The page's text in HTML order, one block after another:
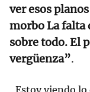
ver esos
morbo La falta
sobre todo. El
vergüenza”.
Estoy viendo lo